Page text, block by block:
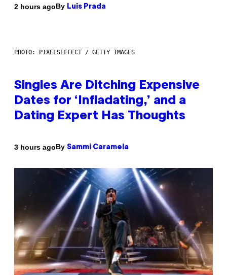
2 hours agoBy Luis Prada
PHOTO: PIXELSEFFECT / GETTY IMAGES
Singles Are Ditching Expensive
Dates for ‘Infladating,’ and a
Dating Expert Has Thoughts
3 hours agoBy Sammi Caramela